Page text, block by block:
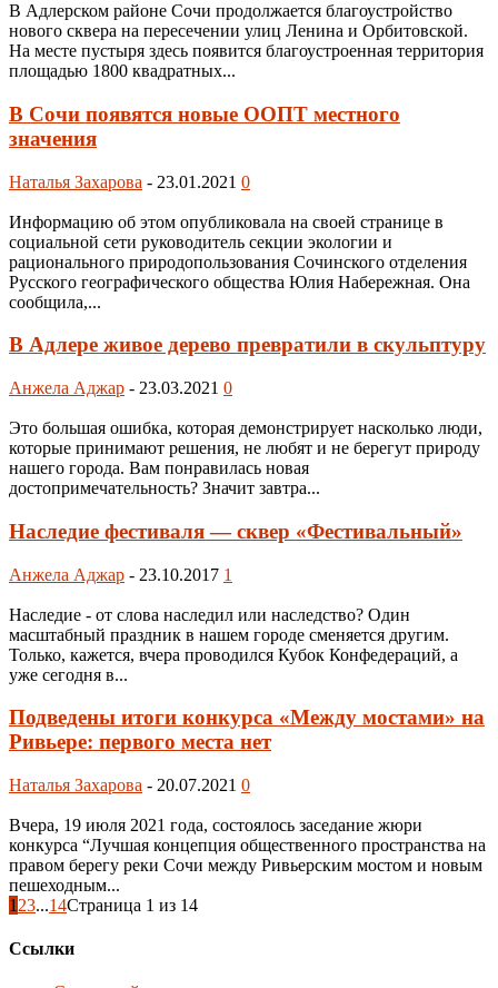
В Адлерском районе Сочи продолжается благоустройство
нового сквера на пересечении улиц Ленина и Орбитовской.
На месте пустыря здесь появится благоустроенная территория
площадью 1800 квадратных...
В Сочи появятся новые ООПТ местного
значения
Наталья Захарова - 23.01.2021 0
Информацию об этом опубликовала на своей странице в
социальной сети руководитель секции экологии и
рационального природопользования Сочинского отделения
Русского географического общества Юлия Набережная. Она
сообщила,...
В Адлере живое дерево превратили в скульптуру
Анжела Аджар - 23.03.2021 0
Это большая ошибка, которая демонстрирует насколько люди,
которые принимают решения, не любят и не берегут природу
нашего города. Вам понравилась новая
достопримечательность? Значит завтра...
Наследие фестиваля — сквер «Фестивальный»
Анжела Аджар - 23.10.2017 1
Наследие - от слова наследил или наследство? Один
масштабный праздник в нашем городе сменяется другим.
Только, кажется, вчера проводился Кубок Конфедераций, а
уже сегодня в...
Подведены итоги конкурса «Между мостами» на
Ривьере: первого места нет
Наталья Захарова - 20.07.2021 0
Вчера, 19 июля 2021 года, состоялось заседание жюри
конкурса “Лучшая концепция общественного пространства на
правом берегу реки Сочи между Ривьерским мостом и новым
пешеходным...
1 23...14Страница 1 из 14
Ссылки